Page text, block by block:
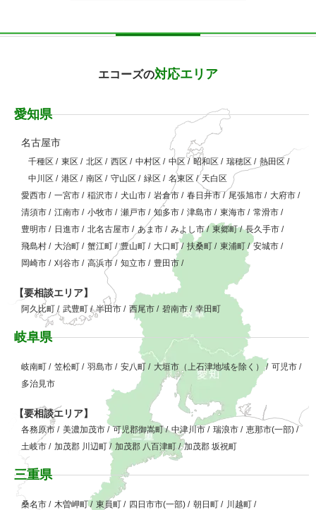
エコーズの対応エリア
愛知県
名古屋市
千種区 / 東区 / 北区 / 西区 / 中村区 / 中区/ 昭和区 / 瑞穂区 / 熱田区 /
中川区 / 港区 / 南区 / 守山区 / 緑区 / 名東区 / 天白区
愛西市 / 一宮市 / 稲沢市 / 犬山市 / 岩倉市 / 春日井市/ 尾張旭市 / 大府市 /
清須市 / 江南市 / 小牧市 / 瀬戸市 / 知多市 / 津島市 / 東海市 / 常滑市 /
豊明市 / 日進市 / 北名古屋市 / あま市 / みよし市/ 東郷町/ 長久手市 /
飛島村 / 大治町 / 蟹江町 / 豊山町 / 大口町/ 扶桑町 / 東浦町 / 安城市 /
岡崎市 / 刈谷市 / 高浜市 / 知立市 / 豊田市 /
【要相談エリア】
阿久比町 / 武豊町/ 半田市 / 西尾市 / 碧南市/ 幸田町
岐阜県
岐南町 / 笠松町 / 羽島市 / 安八町 / 大垣市（上石津地域を除く） / 可児市 /
多治見市
【要相談エリア】
各務原市 / 美濃加茂市 / 可児郡御嵩町/ 中津川市 / 瑞浪市 / 恵那市(一部) /
土岐市 / 加茂郡 川辺町/ 加茂郡 八百津町 / 加茂郡 坂祝町
三重県
桑名市 / 木曽岬町/ 東員町 / 四日市市(一部) / 朝日町 / 川越町 /